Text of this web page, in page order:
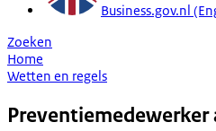
Business.gov.nl
Zoeken
Home
Wetten en regels
Preventiemedewerker